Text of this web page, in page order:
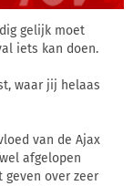
gelijk moet
iets kan doen.
waar jij helaas
van de Ajax
afgelopen
over zeer